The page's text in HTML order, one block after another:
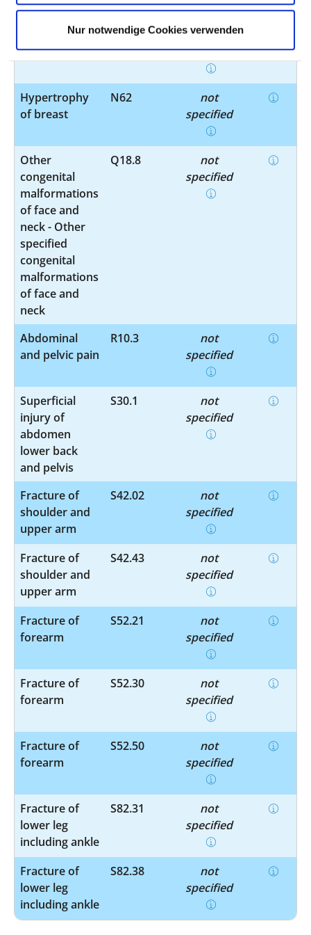
Nur notwendige Cookies verwenden
Orchitis and
epididymitis
N45.9
not
specified
Hypertrophy
of breast
N62
not
specified
Other
congenital
malformations
of face and
neck - Other
specified
congenital
malformations
of face and
neck
Q18.8
not
specified
Abdominal
and pelvic pain
R10.3
not
specified
Superficial
injury of
abdomen
lower back
and pelvis
S30.1
not
specified
Fracture of
shoulder and
upper arm
S42.02
not
specified
Fracture of
shoulder and
upper arm
S42.43
not
specified
Fracture of
forearm
S52.21
not
specified
Fracture of
forearm
S52.30
not
specified
Fracture of
forearm
S52.50
not
specified
Fracture of
lower leg
including ankle
S82.31
not
specified
Fracture of
lower leg
including ankle
S82.38
not
specified